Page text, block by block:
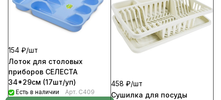
154 ₽/шт
Лоток для столовых
приборов СЕЛЕСТА
34*29см (17шт/уп)
Есть в наличии Арт. С409
458 ₽/шт
Сушилка для посуды